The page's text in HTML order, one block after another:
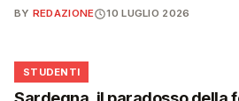
BY REDAZIONE 10 LUGLIO 2026
🎓
STUDENTI